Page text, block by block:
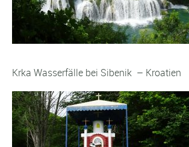
Krka Wasserfälle bei Sibenik – Kroatien